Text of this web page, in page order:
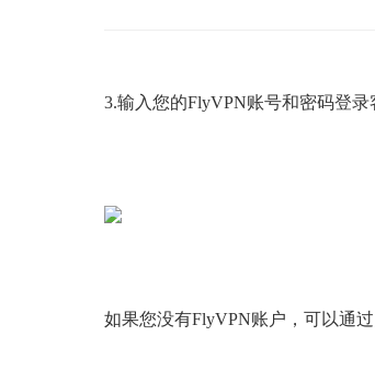
3.输入您的FlyVPN账号和密码登录
如果您没有FlyVPN账户，可以通